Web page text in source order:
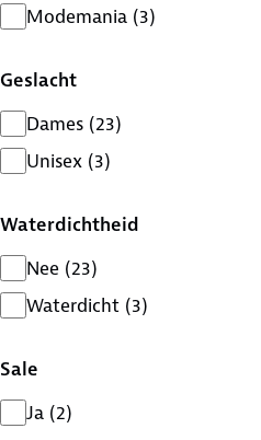
Modemania (3)
Geslacht
Dames (23)
Unisex (3)
Waterdichtheid
Nee (23)
Waterdicht (3)
Sale
Ja (2)